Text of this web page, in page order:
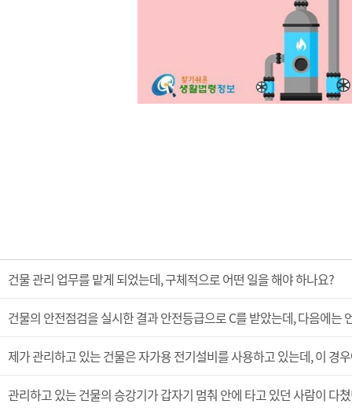
건물 관리 업무를 맡게 되었는데, 구체적으로 어떤 일을 해야 하나요?
건물의 안전점검을 실시한 결과 안전등급으로 C를 받았는데, 다음에는
제가 관리하고 있는 건물은 자가용 전기설비를 사용하고 있는데, 이 경
관리하고 있는 건물의 승강기가 갑자기 멈춰 안에 타고 있던 사람이 다